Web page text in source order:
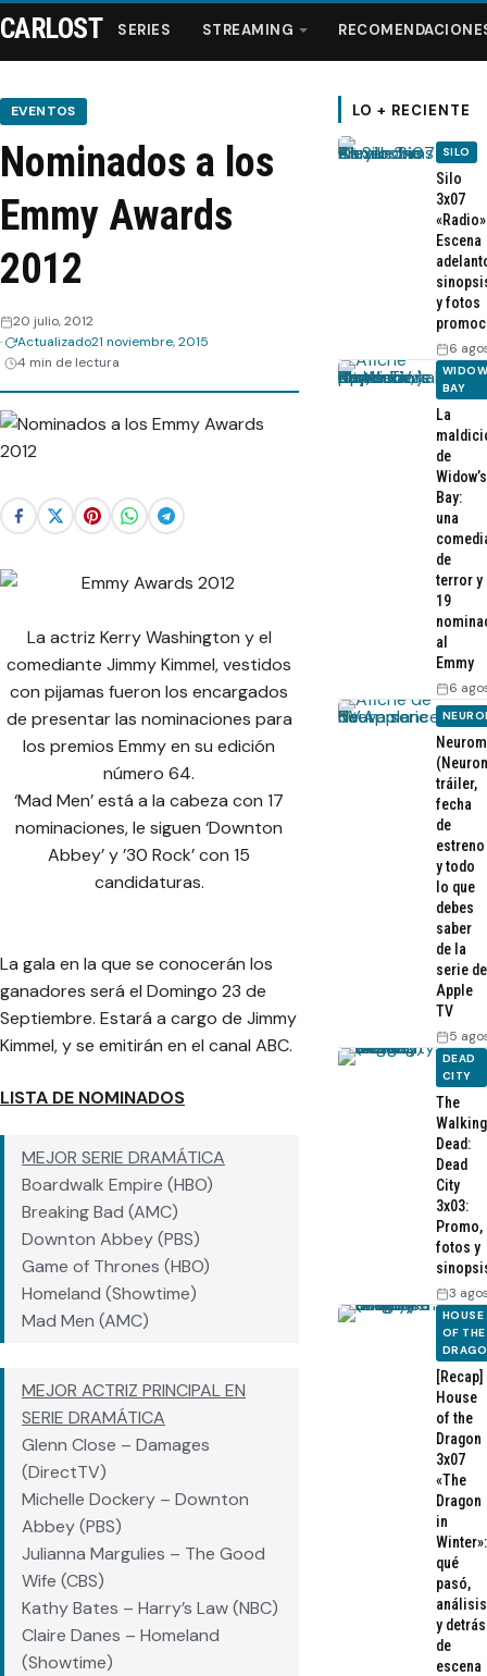
Series
Streaming
Recomendaciones
Videos
CARLOST SERIES STREAMING
EVENTOS
Nominados a los
Emmy Awards
2012
20 julio, 2012
Actualizado21 noviembre, 2015
4 min de lectura
La actriz Kerry Washington y el
comediante Jimmy Kimmel, vestidos
con pijamas fueron los encargados
de presentar las nominaciones para
los premios Emmy en su edición
número 64.
‘Mad Men’ está a la cabeza con 17
nominaciones, le siguen ‘Downton
Abbey’ y ’30 Rock’ con 15
candidaturas.
La gala en la que se conocerán los
ganadores será el Domingo 23 de
Septiembre. Estará a cargo de Jimmy
Kimmel, y se emitirán en el canal ABC.
LISTA DE NOMINADOS
MEJOR SERIE DRAMÁTICA
Boardwalk Empire (HBO)
Breaking Bad (AMC)
Downton Abbey (PBS)
Game of Thrones (HBO)
Homeland (Showtime)
Mad Men (AMC)
MEJOR ACTRIZ PRINCIPAL EN
SERIE DRAMÁTICA
Glenn Close – Damages
(DirectTV)
Michelle Dockery – Downton
Abbey (PBS)
Julianna Margulies – The Good
Wife (CBS)
Kathy Bates – Harry’s Law (NBC)
Claire Danes – Homeland
(Showtime)
LO + RECIENTE
SILO
Silo
3x07
Escena
y fotos
6
BAY
La
de
Widow’s
Bay:
una
de
terror y
19
al
Emmy
6
tráiler,
fecha
de
estreno
y todo
lo que
debes
saber
de la
serie de
Apple
TV
5
DEAD
CITY
The
Walking
Dead:
Dead
City
3x03:
Promo,
fotos y
3
HOUSE
OF THE
[Recap]
House
of the
Dragon
3x07
«The
Dragon
in
Winter»:
qué
pasó,
análisis
y detrás
de
escena